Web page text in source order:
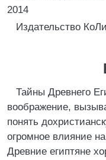
2014
Издательство
Тайны Древнего
воображение,
понять
огромное влияние
Древние египтяне